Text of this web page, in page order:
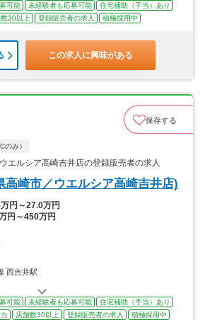
可能 未経験者も応募可能
住宅補助（手当）あり
数30以上 登録販売者の求人 積極採用中
この求人に興味がある
保存する
のみ）
エルシア高崎吉井店の登録販売者の求人
高崎市／ウエルシア高崎吉井店)
万円～27.0万円
円～450万円
西吉井駅
可能 未経験者も応募可能
住宅補助（手当）あり
店舗数30以上 登録販売者の求人 積極採用中